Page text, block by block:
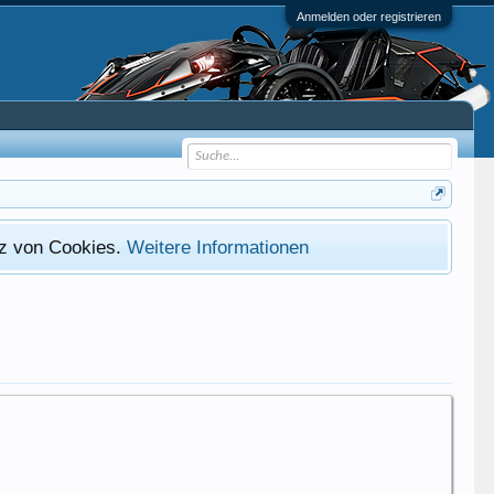
Anmelden oder registrieren
von Cookies.Weitere Informationen